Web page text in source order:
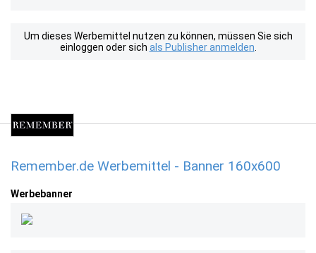
Um dieses Werbemittel nutzen zu können, müssen Sie sich
einloggen oder sich als Publisher anmelden
Remember.de Werbemittel - Banner 160x600
Werbebanner